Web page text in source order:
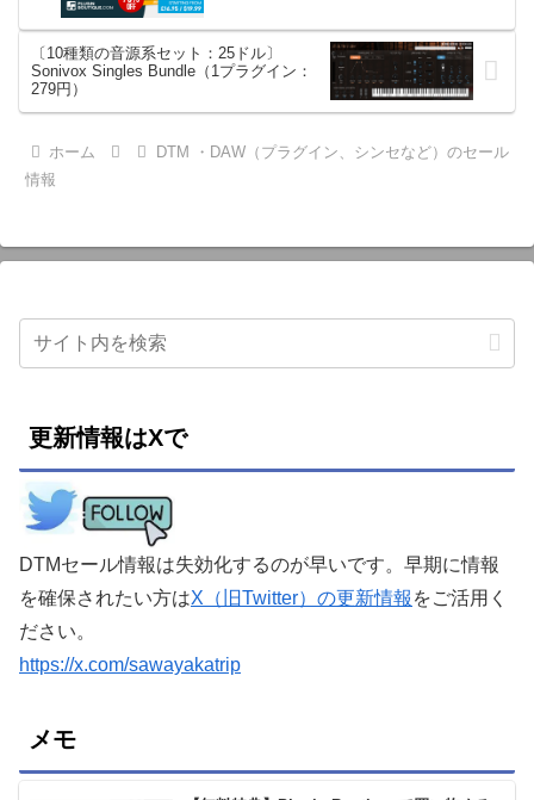
〔10種類の音源系セット：25ドル〕
Sonivox Singles Bundle（1プラグイン：
279円）
ホーム
DTM ・DAW（プラグイン、シンセなど）のセール
情報
更新情報はXで
DTMセール情報は失効化するのが早いです。早期に情報
を確保されたい方はX（旧Twitter）の更新情報 をご活用く
ださい。
https://x.com/sawayakatrip
メモ